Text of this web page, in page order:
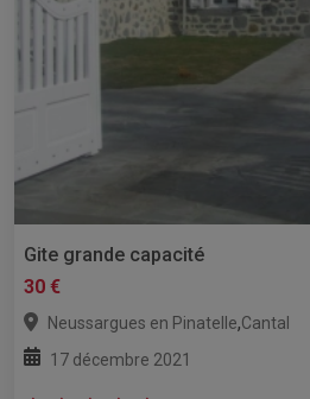
Gite grande capacité
30 €
Neussargues en Pinatelle,Cantal
17 décembre 2021